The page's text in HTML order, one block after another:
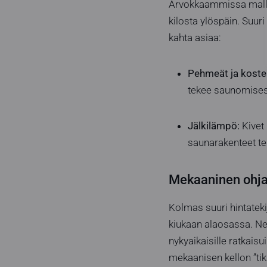
Arvokkaammissa
kilosta ylöspäin.
kahta asiaa:
Pehmeät ja
tekee
Jälkilämpö: Kivet
saunarakenteet
Mekaaninen
Kolmas suuri
kiukaan alaosassa.
nykyaikaisille
mekaanisen kellon